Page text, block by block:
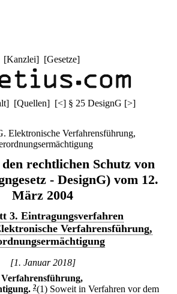
[Kanzlei] [Gesetze]
] [Quellen] [<] § 25 DesignG [>]
Elektronische Verfahrensführung,
rechtlichen Schutz von
- DesignG) vom 12.
März 2004
3. Eintragungsverfahren
Verfahrensführung,
[1. Januar 2018]
2(1) Soweit in Verfahren vor dem